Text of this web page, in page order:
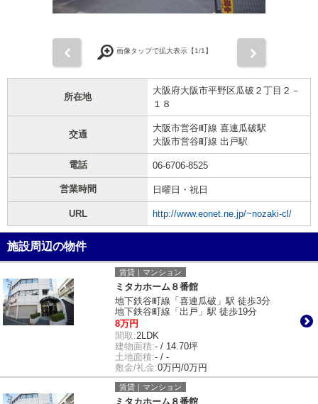
画像タップで拡大表示【1/1】
所在地
大阪府大阪市平野区瓜破２丁目２－
１８
交通
大阪市営谷町線 喜連瓜破駅
大阪市営谷町線 出戸駅
電話 06-6706-8525
営業時間 日曜日・祝日
URL http://www.eonet.ne.jp/~nozaki-cl/
施設周辺の物件
賃貸｜マンション
ミタカホーム８番館
地下鉄谷町線「喜連瓜破」駅 徒歩3分
地下鉄谷町線「出戸」駅 徒歩19分
8万円
間取:2LDK
建物面積:- / 14.70坪
土地面積:- / -
敷金/礼金:0万円/0万円
賃貸｜マンション
ミタカホーム８番館